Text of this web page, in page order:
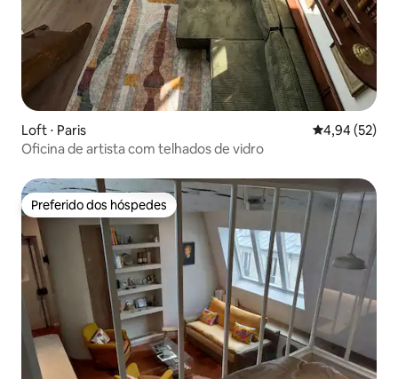
Loft ⋅ Paris 4,94 de uma
4,94 (52)
Oficina de artista com telhados de vidro
Preferido dos hóspedes
Preferido dos hóspedes